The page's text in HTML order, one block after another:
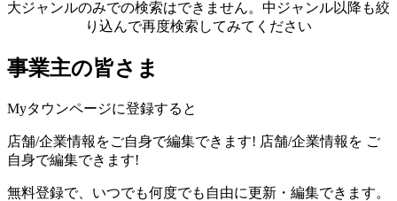
大ジャンルのみでの検索はできません。中ジャンル以降も絞
り込んで再度検索してみてください
事業主の皆さま
Myタウンページに登録すると
店舗/企業情報をご自身で編集できます! 店舗/企業情報を ご
自身で編集できます!
無料登録で、いつでも何度でも自由に更新・編集できます。